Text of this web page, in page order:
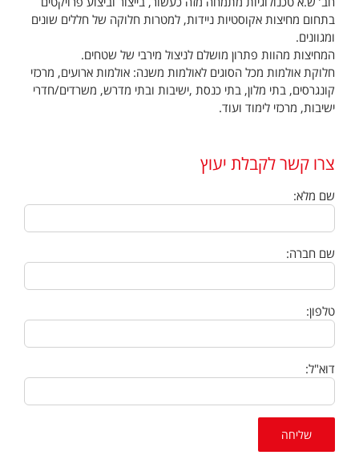
בתחום מחיצות אקוסטיות ניידות, למטרות חלוקה של חללים שונים
ומגוונים.
המחיצות מהוות פתרון מושלם לניצול מירבי של שטחים.
חלוקת אולמות מכל הסוגים לאולמות משנה: אולמות ארועים, מרכזי
קונגרסים, בתי מלון, בתי כנסת ,ישיבות ובתי מדרש, משרדים/חדרי
ישיבות, מרכזי לימוד ועוד.
צרו קשר לקבלת יעוץ
שם מלא:
שם חברה:
טלפון:
דוא"ל: